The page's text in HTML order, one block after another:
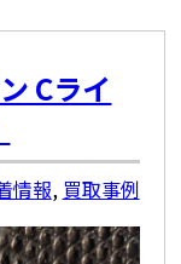
Cライ
情報, 買取事例